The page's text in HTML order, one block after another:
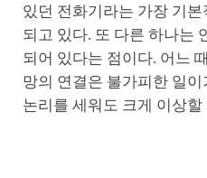
있던 전화기라는 가장 기
되고 있다. 또 다른 하나는
되어 있다는 점이다. 어느
망의 연결은 불가피한 일이
논리를 세워도 크게 이상할